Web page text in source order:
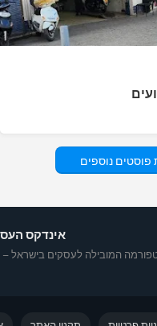
פוסטים נוספים
אינדקס
המובילה לעסקים בישראל